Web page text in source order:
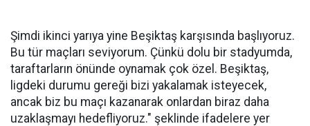
Şimdi ikinci yarıya yine Beşiktaş karşısında başlıyoruz.
Bu tür maçları seviyorum. Çünkü dolu bir stadyumda,
taraftarların önünde oynamak çok özel. Beşiktaş,
ligdeki durumu gereği bizi yakalamak isteyecek,
ancak biz bu maçı kazanarak onlardan biraz daha
uzaklaşmayı hedefliyoruz." şeklinde ifadelere yer